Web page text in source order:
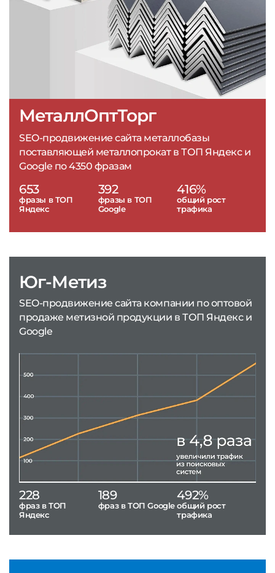
МеталлОптТорг
SEO-продвижение сайта металлобазы
поставляющей металлопрокат в ТОП Яндекс и
Google по 4350 фразам
653
фразы в ТОП
Яндекс
392
фразы в ТОП
Google
416%
общий рост
трафика
Юг-Метиз
SEO-продвижение сайта компании по оптовой
продаже метизной продукции в ТОП Яндекс и
Google
228
фраз в ТОП
Яндекс
189
фраз в ТОП Google
492%
общий рост
трафика